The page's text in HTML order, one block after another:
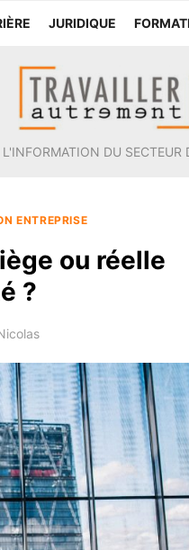
JURIDIQUE
DU SECTEUR
ENTREPRISE
ou réelle
?